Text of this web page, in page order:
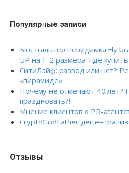
Популярные записи
Бюстгальтер невидимка Fly
UP на 1-2 размера! Где
СитиЛайф: развод или нет?
«пирамиде»
Почему не отмечают 40 лет?
праздновать?!
Мнение клиентов о PR-
CryptoGodFather
Отзывы